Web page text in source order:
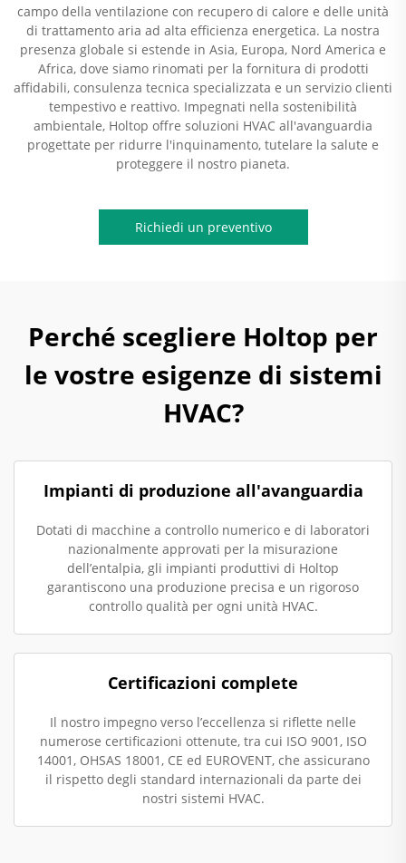
campo della ventilazione con recupero di calore e delle unità
di trattamento aria ad alta efficienza energetica. La nostra
presenza globale si estende in Asia, Europa, Nord America e
Africa, dove siamo rinomati per la fornitura di prodotti
affidabili, consulenza tecnica specializzata e un servizio clienti
tempestivo e reattivo. Impegnati nella sostenibilità
ambientale, Holtop offre soluzioni HVAC all'avanguardia
progettate per ridurre l'inquinamento, tutelare la salute e
proteggere il nostro pianeta.
Richiedi un preventivo
Perché scegliere Holtop per
le vostre esigenze di sistemi
HVAC?
Impianti di produzione all'avanguardia
Dotati di macchine a controllo numerico e di laboratori
nazionalmente approvati per la misurazione
dell’entalpia, gli impianti produttivi di Holtop
garantiscono una produzione precisa e un rigoroso
controllo qualità per ogni unità HVAC.
Certificazioni complete
Il nostro impegno verso l’eccellenza si riflette nelle
numerose certificazioni ottenute, tra cui ISO 9001, ISO
14001, OHSAS 18001, CE ed EUROVENT, che assicurano
il rispetto degli standard internazionali da parte dei
nostri sistemi HVAC.